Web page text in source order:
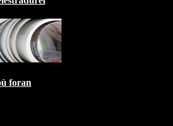
foran